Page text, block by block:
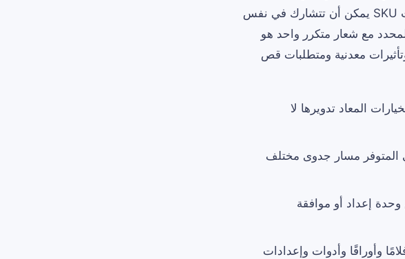
تجهيزها، والإعداد المطلوب لعملية الطباعة، وما إذا كانت عدة وحدات SKU يمكن أن تتشارك في نفس
مع شعار متكرر واحد هو
معدنية ومتطلبات قص
المعاد تدويرها لا
المتوفر مسار جدوى مختلف
إعداد أو موافقة
وأوراقًا وأدوات وإعدادات